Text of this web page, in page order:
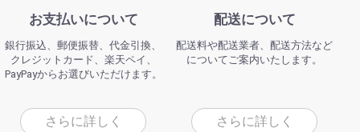
お支払いについて
銀行振込、郵便振替、代金引換、
クレジットカード、楽天ペイ、
PayPayからお選びいただけます。
さらに詳しく
配送について
配送料や配送業者、配送方法など
についてご案内いたします。
さらに詳しく